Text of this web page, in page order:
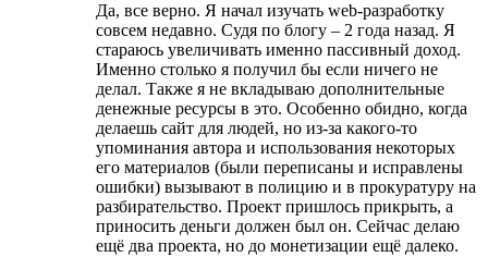
Да, все верно. Я начал изучать web-разработку
совсем недавно. Судя по блогу – 2 года назад. Я
стараюсь увеличивать именно пассивный доход.
Именно столько я получил бы если ничего не
делал. Также я не вкладываю дополнительные
денежные ресурсы в это. Особенно обидно, когда
делаешь сайт для людей, но из-за какого-то
упоминания автора и использования некоторых
его материалов (были переписаны и исправлены
ошибки) вызывают в полицию и в прокуратуру на
разбирательство. Проект пришлось прикрыть, а
приносить деньги должен был он. Сейчас делаю
ещё два проекта, но до монетизации ещё далеко.